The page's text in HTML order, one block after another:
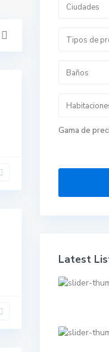
Ciudades
Tipos de
Baños
Gama de
Latest